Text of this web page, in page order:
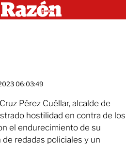
06:03:49
Pérez Cuéllar, alcalde de
hostilidad en contra de los
el endurecimiento de su
redadas policiales y un